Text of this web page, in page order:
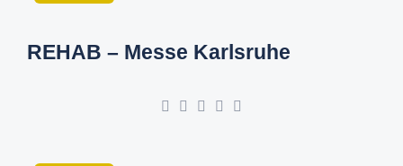
REHAB – Messe Karlsruhe